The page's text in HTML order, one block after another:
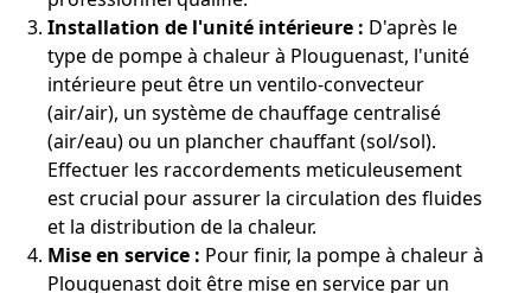
Installation de l'unité intérieure : D'après le
type de pompe à chaleur à Plouguenast, l'unité
intérieure peut être un ventilo-convecteur
(air/air), un système de chauffage centralisé
(air/eau) ou un plancher chauffant (sol/sol).
Effectuer les raccordements meticuleusement
est crucial pour assurer la circulation des fluides
et la distribution de la chaleur.
Mise en service : Pour finir, la pompe à chaleur à
Plouguenast doit être mise en service par un